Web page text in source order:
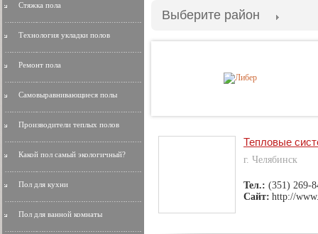
Стяжка пола
Технология укладки полов
Ремонт пола
Самовыравнивающиеся полы
Производители теплых полов
Какой пол самый экологичный?
Пол для кухни
Пол для ванной комнаты
Выберите район
Тепловые
г. Челябинск
Тел.: (351) 269-
Сайт: http://